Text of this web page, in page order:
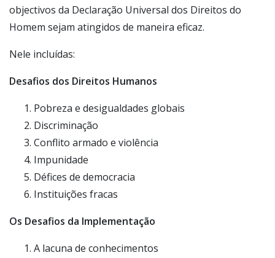
objectivos da Declaração Universal dos Direitos do
Homem sejam atingidos de maneira eficaz.
Nele incluídas:
Desafios dos Direitos Humanos
Pobreza e desigualdades globais
Discriminação
Conflito armado e violência
Impunidade
Défices de democracia
Instituições fracas
Os Desafios da Implementação
A lacuna de conhecimentos